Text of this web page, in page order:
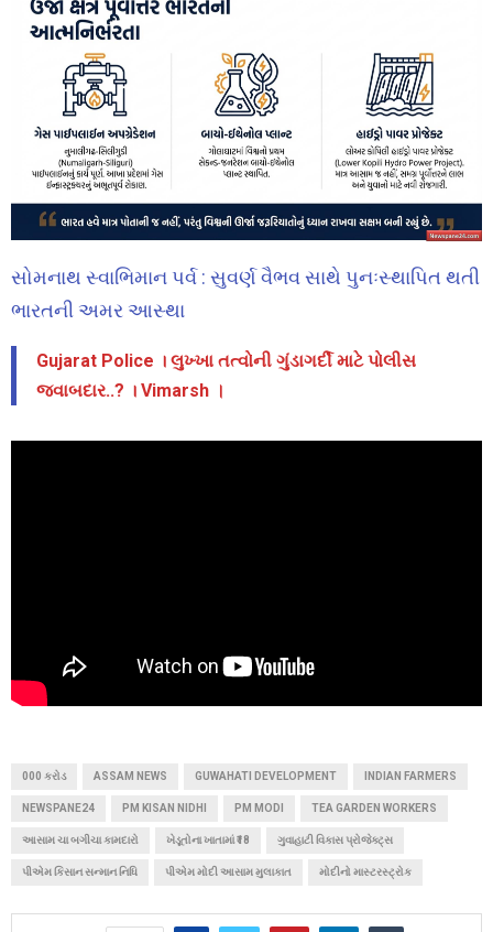
સોમનાથ સ્વાભિમાન પર્વ : સુવર્ણ વૈભવ સાથે પુનઃસ્થાપિત થતી
ભારતની અમર આસ્થા
Gujarat Police । લુખ્ખા તત્વોની ગુંડાગર્દી માટે પોલીસ
જવાબદાર..? । Vimarsh ।
000 કરોડ ASSAM NEWS GUWAHATI DEVELOPMENT INDIAN FARMERS
NEWSPANE24 PM KISAN NIDHI PM MODI TEA GARDEN WORKERS
આસામ ચા બગીચા કામદારો ખેડૂતોના ખાતામાં ₹18 ગુવાહાટી વિકાસ પ્રોજેક્ટ્સ
પીએમ કિસાન સન્માન નિધિ પીએમ મોદી આસામ મુલાકાત મોદીનો માસ્ટરસ્ટ્રોક